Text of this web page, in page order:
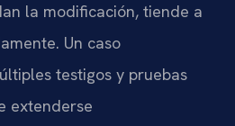
la modificación, tiende a
Un caso
testigos y pruebas
extenderse